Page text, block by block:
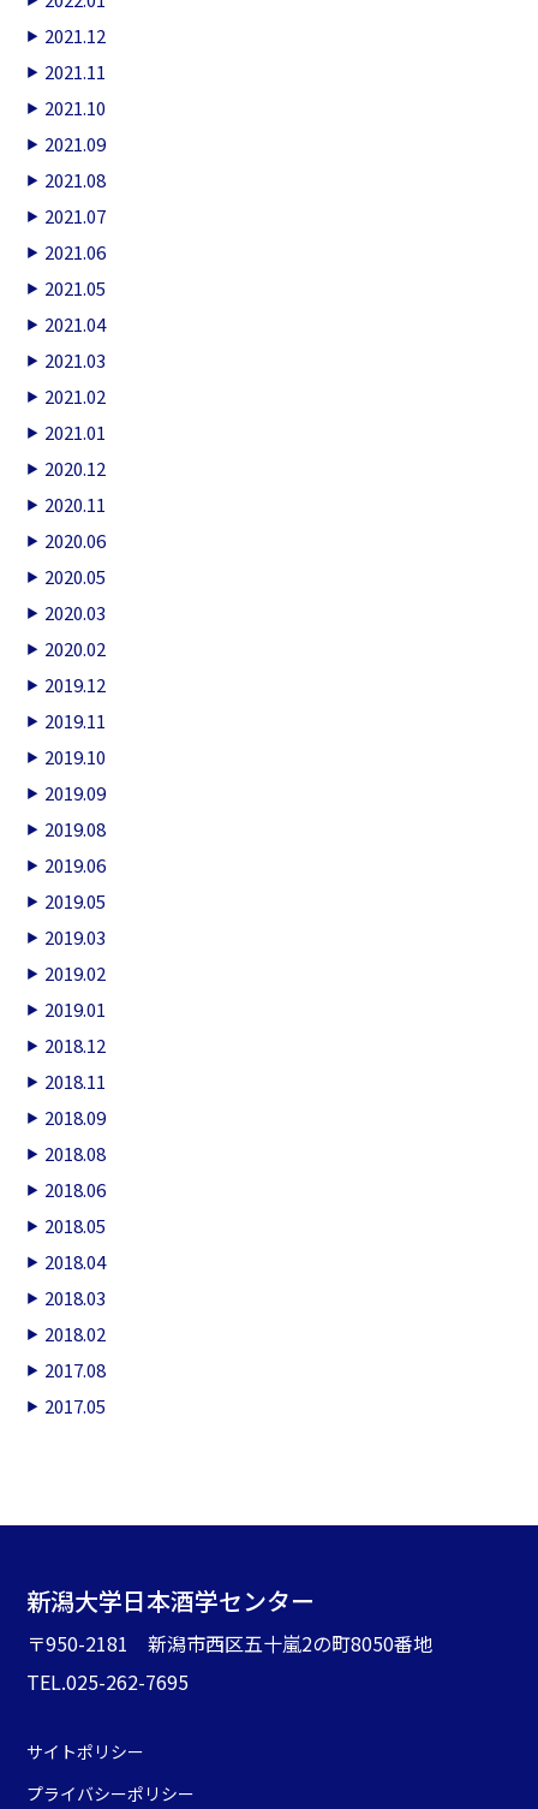
2021.12
2021.11
2021.10
2021.09
2021.08
2021.07
2021.06
2021.05
2021.04
2021.03
2021.02
2021.01
2020.12
2020.11
2020.06
2020.05
2020.03
2020.02
2019.12
2019.11
2019.10
2019.09
2019.08
2019.06
2019.05
2019.03
2019.02
2019.01
2018.12
2018.11
2018.09
2018.08
2018.06
2018.05
2018.04
2018.03
2018.02
2017.08
2017.05
新潟大学日本酒学センター
〒950-2181 新潟市西区五十嵐2の町8050番地
TEL.025-262-7695
サイトポリシー
プライバシーポリシー